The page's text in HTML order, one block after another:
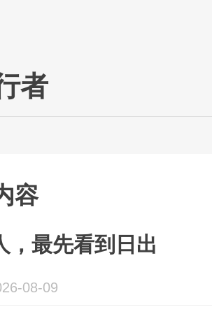
者
容
，最先看到日出
08-09